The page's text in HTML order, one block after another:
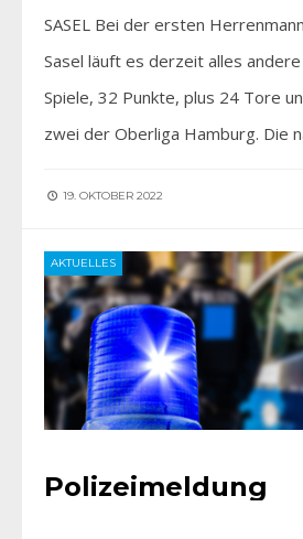
SASEL Bei der ersten
Sasel läuft es derzeit alles
Spiele, 32 Punkte, plus 24 Tore
zwei der Oberliga Hamburg. Die
19. OKTOBER 2022
AKTUELLES
Polizeimeldung